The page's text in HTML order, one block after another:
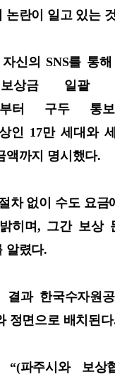
논란이 일고 있는
신의 SNS를 통해
상금 일괄
부터 구두 통
인 17만 세대와
액까지 명시했다.
차 없이 수도 요금
히며, 그간 보상
알렸다.
과 한국수자원
정면으로 배치된
파주시와 보상